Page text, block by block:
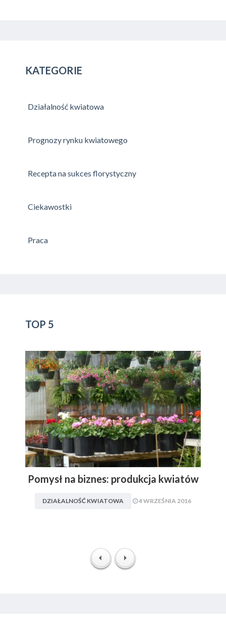
KATEGORIE
Działalność kwiatowa
Prognozy rynku kwiatowego
Recepta na sukces florystyczny
Ciekawostki
Praca
TOP 5
Pomysł na biznes: produkcja kwiatów
DZIAŁALNOŚĆ KWIATOWA 4 WRZEŚNIA 2016